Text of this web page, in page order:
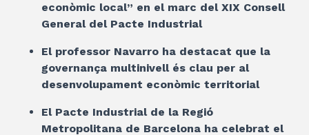
econòmic local” en el marc del XIX Consell
General del Pacte Industrial
El professor Navarro ha destacat que la
governança multinivell és clau per al
desenvolupament econòmic territorial
El Pacte Industrial de la Regió
Metropolitana de Barcelona ha celebrat el